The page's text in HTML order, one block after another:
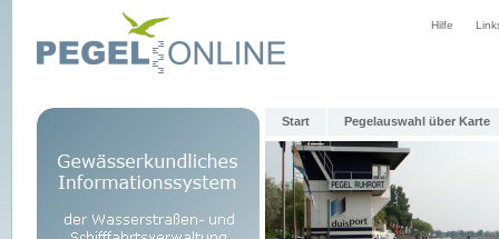
Hilfe
Start Pegelauswahl über Karte